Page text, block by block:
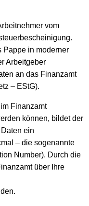
vom
Pappe in moderner
Arbeitgeber
an das Finanzamt
– EStG).
Finanzamt
können, bildet der
ein
– die sogenannte
Number). Durch die
über Ihre